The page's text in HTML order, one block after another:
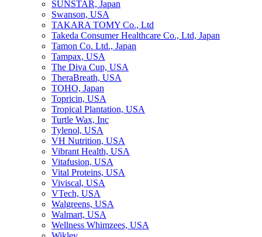
SUNSTAR, Japan
Swanson, USA
TAKARA TOMY Co., Ltd
Takeda Consumer Healthcare Co., Ltd, Japan
Tamon Co. Ltd., Japan
Tampax, USA
The Diva Cup, USA
TheraBreath, USA
TOHO, Japan
Topricin, USA
Tropical Plantation, USA
Turtle Wax, Inc
Tylenol, USA
VH Nutrition, USA
Vibrant Health, USA
Vitafusion, USA
Vital Proteins, USA
Viviscal, USA
VTech, USA
Walgreens, USA
Walmart, USA
Wellness Whimzees, USA